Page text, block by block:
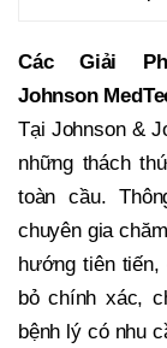
Các Giải
Johnson
Tại Johnson &
những thách
toàn cầu.
chuyên gia
hướng tiên tiến,
bỏ chính xác,
bệnh lý có nhu